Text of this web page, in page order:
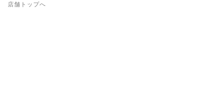
店舗トップへ